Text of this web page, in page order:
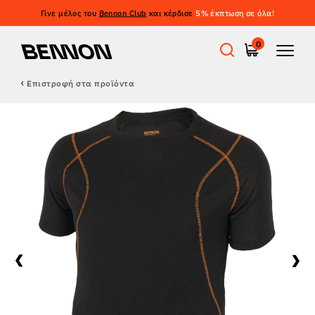
Γίνε μέλος του Bennon Club και κέρδισε 5% έκπτωση σε όλα!
0
Εργατικά παπούτσια
Barefoot
Outdoor
Casual παπούτσια
Επιστροφή στα προϊόντα